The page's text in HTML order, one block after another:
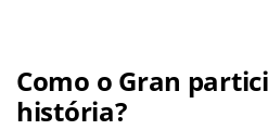
Como o Gran
história?